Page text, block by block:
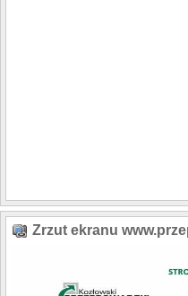
Zrzut ekranu